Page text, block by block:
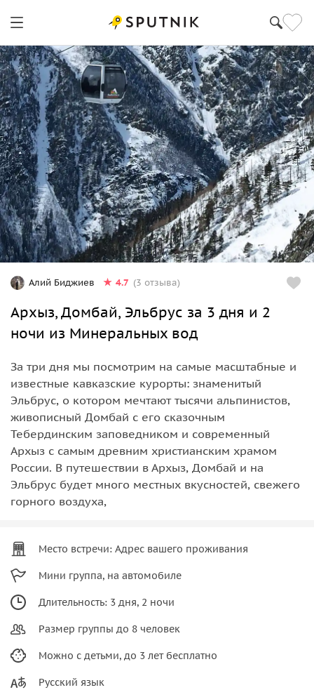
Алий Биджиев 4.7 (3 отзыва)
Архыз, Домбай, Эльбрус за 3 дня и 2
ночи из Минеральных вод
За три дня мы посмотрим на самые масштабные и
известные кавказские курорты: знаменитый
Эльбрус, о котором мечтают тысячи альпинистов,
живописный Домбай с его сказочным
Тебердинским заповедником и современный
Архыз с самым древним христианским храмом
России. В путешествии в Архыз, Домбай и на
Эльбрус будет много местных вкусностей, свежего
горного воздуха,
Место встречи: Адрес вашего проживания
Мини группа, на автомобиле
Длительность: 3 дня, 2 ночи
Размер группы до 8 человек
Можно с детьми, до 3 лет бесплатно
Русский язык